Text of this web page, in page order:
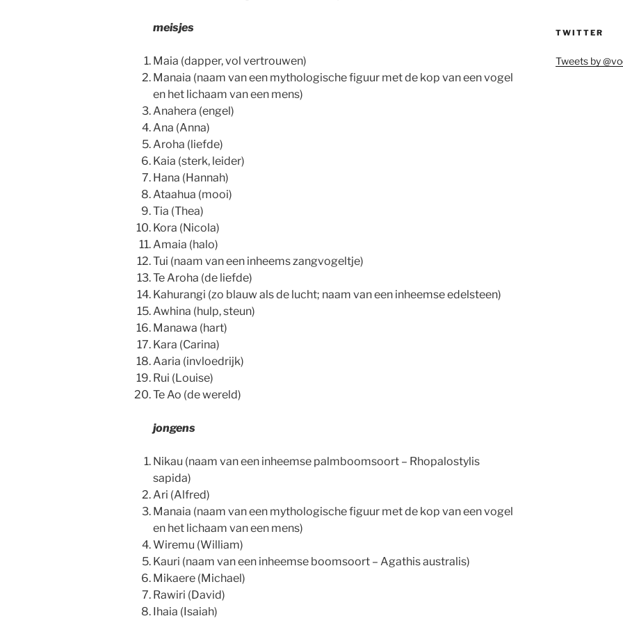
meisjes
Maia (dapper, vol vertrouwen)
Manaia (naam van een mythologische figuur met de kop van een vogel
en het lichaam van een mens)
Anahera (engel)
Ana (Anna)
Aroha (liefde)
Kaia (sterk, leider)
Hana (Hannah)
Ataahua (mooi)
Tia (Thea)
Kora (Nicola)
Amaia (halo)
Tui (naam van een inheems zangvogeltje)
Te Aroha (de liefde)
Kahurangi (zo blauw als de lucht; naam van een inheemse edelsteen)
Awhina (hulp, steun)
Manawa (hart)
Kara (Carina)
Aaria (invloedrijk)
Rui (Louise)
Te Ao (de wereld)
jongens
Nikau (naam van een inheemse palmboomsoort – Rhopalostylis
sapida)
Ari (Alfred)
Manaia (naam van een mythologische figuur met de kop van een vogel
en het lichaam van een mens)
Wiremu (William)
Kauri (naam van een inheemse boomsoort – Agathis australis)
Mikaere (Michael)
Rawiri (David)
Ihaia (Isaiah)
TWITTER
Tweets by